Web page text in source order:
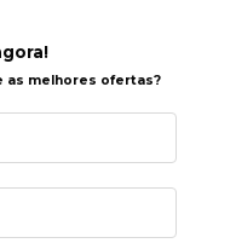
as melhores ofertas?